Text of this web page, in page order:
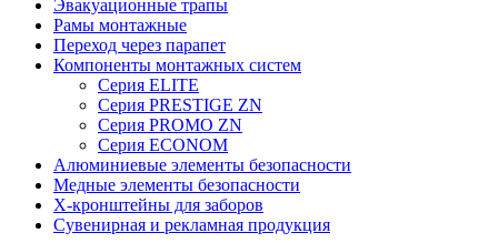
Эвакуационные трапы
Рамы монтажные
Переход через парапет
Компоненты монтажных систем
Серия ELITE
Серия PRESTIGE ZN
Серия PROMO ZN
Серия ECONOM
Алюминиевые элементы безопасности
Медные элементы безопасности
X-кронштейны для заборов
Сувенирная и рекламная продукция